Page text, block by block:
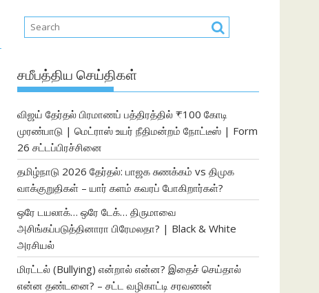
சமீபத்திய செய்திகள்
விஜய் தேர்தல் பிரமாணப் பத்திரத்தில் ₹100 கோடி
முரண்பாடு | மெட்ராஸ் உயர் நீதிமன்றம் நோட்டீஸ் | Form
26 சட்டப்பிரச்சினை
தமிழ்நாடு 2026 தேர்தல்: பாஜக சுணக்கம் vs திமுக
வாக்குறுதிகள் – யார் களம் கவரப் போகிறார்கள்?
ஒரே டயலாக்… ஒரே டேக்… திருமாவை
அசிங்கப்படுத்தினாரா பிரேமலதா? | Black & White
அரசியல்
மிரட்டல் (Bullying) என்றால் என்ன? இதைச் செய்தால்
என்ன தண்டனை? – சட்ட வழிகாட்டி சரவணன்